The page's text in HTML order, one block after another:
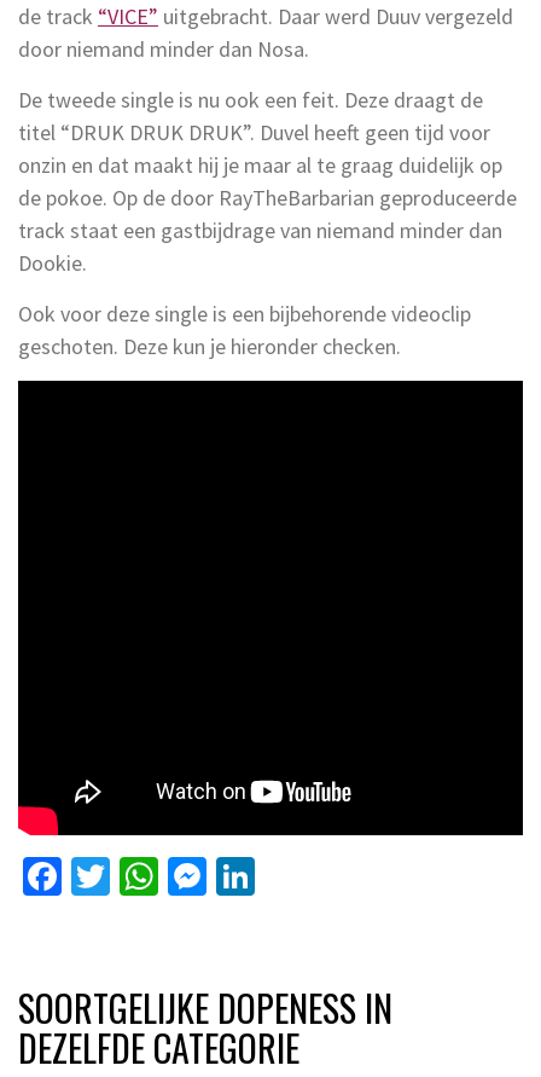
de track “VICE” uitgebracht. Daar werd Duuv vergezeld
door niemand minder dan Nosa.
De tweede single is nu ook een feit. Deze draagt de
titel “DRUK DRUK DRUK”. Duvel heeft geen tijd voor
onzin en dat maakt hij je maar al te graag duidelijk op
de pokoe. Op de door RayTheBarbarian geproduceerde
track staat een gastbijdrage van niemand minder dan
Dookie.
Ook voor deze single is een bijbehorende videoclip
geschoten. Deze kun je hieronder checken.
Facebook
Twitter
WhatsApp
Messenger
SOORTGELIJKE DOPENESS IN
DEZELFDE CATEGORIE